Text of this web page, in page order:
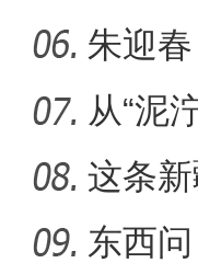
朱迎
从“泥
桂
这条
度”？
东西